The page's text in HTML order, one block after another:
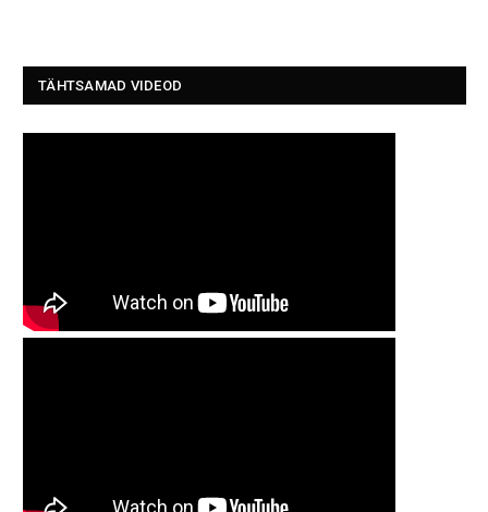
TÄHTSAMAD VIDEOD